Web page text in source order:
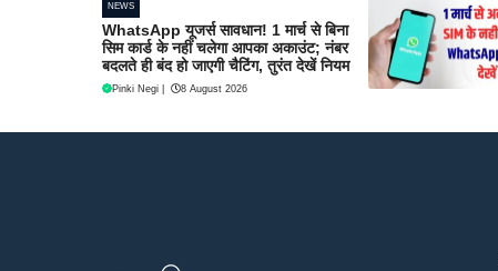
NEWS
WhatsApp यूजर्स सावधान! 1 मार्च से बिना
सिम कार्ड के नहीं चलेगा आपका अकाउंट; नंबर
बदलते ही बंद हो जाएगी चैटिंग, तुरंत देखें नियम
Pinki Negi 8 August 2026